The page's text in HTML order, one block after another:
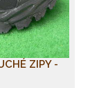
ZIPY -